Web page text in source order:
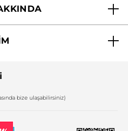
bize ulaşabilirsiniz)